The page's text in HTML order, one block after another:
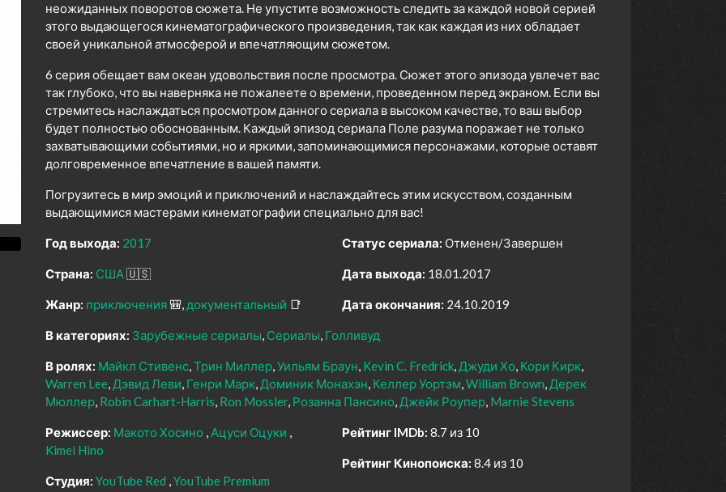
неожиданных поворотов сюжета. Не упустите возможность следить за каждой новой серией
этого выдающегося кинематографического произведения, так как каждая из них обладает
своей уникальной атмосферой и впечатляющим сюжетом.
6 серия обещает вам океан удовольствия после просмотра. Сюжет этого эпизода увлечет вас
так глубоко, что вы наверняка не пожалеете о времени, проведенном перед экраном. Если вы
стремитесь наслаждаться просмотром данного сериала в высоком качестве, то ваш выбор
будет полностью обоснованным. Каждый эпизод сериала Поле разума поражает не только
захватывающими событиями, но и яркими, запоминающимися персонажами, которые оставят
долговременное впечатление в вашей памяти.
Погрузитесь в мир эмоций и приключений и наслаждайтесь этим искусством, созданным
выдающимися мастерами кинематографии специально для вас!
Год выхода: 2017
Страна: США🇺🇸
Жанр: приключения 🎒 документальный 📑
Статус сериала: Отменен/Завершен
Дата выхода: 18.01.2017
Дата окончания: 24.10.2019
В категориях: Зарубежные сериалы Сериалы Голливуд
В ролях: Майкл Стивенс Трин Миллер Уильям Браун Kevin C. Fredrick Джуди Хо Кори Кирк
Warren Lee Дэвид Леви Генри Марк Доминик Монахэн Келлер Уортэм William Brown Дерек
Мюллер Robin Carhart-Harris Ron Mossler Розанна Пансино Джейк Роупер Marnie Stevens
Режиссер: Макото Хосино
Ацуси Оцуки
Kimei Hino
Студия: YouTube Red YouTube Premium
Рейтинг IMDb: 8.7 из 10
Рейтинг Кинопоиска: 8.4 из 10